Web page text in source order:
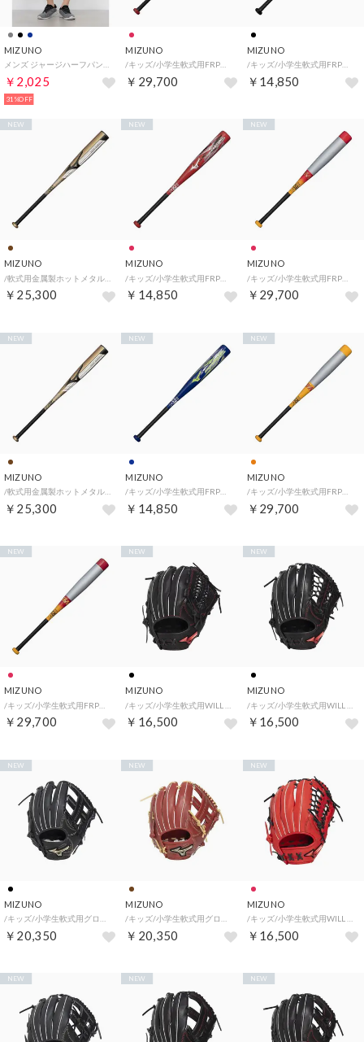
MIZUNO
￥2,025
31%OFF
MIZUNO
￥29,700
MIZUNO
/キッズ/小学生軟式用FRP製プロフェッショナルセレクション(近藤 76cm/平均480g) （ブラック）
￥14,850
MIZUNO
￥25,300
NEW
MIZUNO
￥14,850
NEW
MIZUNO
/キッズ/小学生軟式用FRP製(複合)ビヨンドマックスEV2(BEYONDMAX EV2)74cm/平均510g （レッド×オレンジ）
￥29,700
NEW
MIZUNO
￥25,300
NEW
MIZUNO
￥14,850
NEW
MIZUNO
/キッズ/小学生軟式用FRP製(複合)ビヨンドマックスEV2(BEYONDMAX EV2)78cm/平均520g （オレンジ）
￥29,700
NEW
MIZUNO
￥29,700
NEW
MIZUNO
￥16,500
NEW
MIZUNO
￥16,500
NEW
MIZUNO
￥20,350
NEW
MIZUNO
￥20,350
NEW
MIZUNO
￥16,500
NEW
NEW NEW NEW